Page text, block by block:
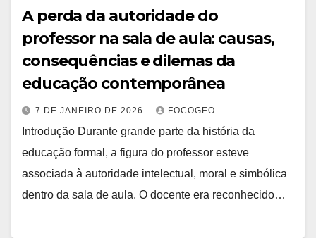
A perda da autoridade do
professor na sala de aula: causas,
consequências e dilemas da
educação contemporânea
7 DE JANEIRO DE 2026 FOCOGEO
Introdução Durante grande parte da história da
educação formal, a figura do professor esteve
associada à autoridade intelectual, moral e simbólica
dentro da sala de aula. O docente era reconhecido…